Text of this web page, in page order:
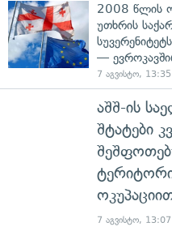
2008 წლის
უთხრის
—
7 აგვისტო, 13:35
აშშ-ის
შტატები
7 აგვისტო, 13:07